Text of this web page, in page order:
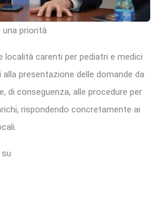
una priorità
località carenti per pediatri e medici
presentazione delle domande da
di conseguenza, alle procedure per
rispondendo concretamente ai